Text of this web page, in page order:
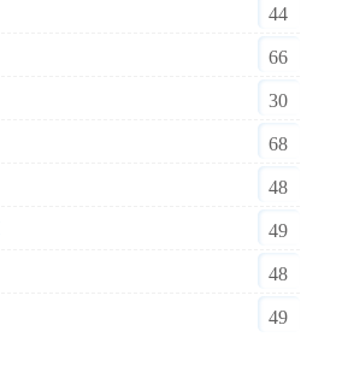
44
66
30
68
48
49
48
49